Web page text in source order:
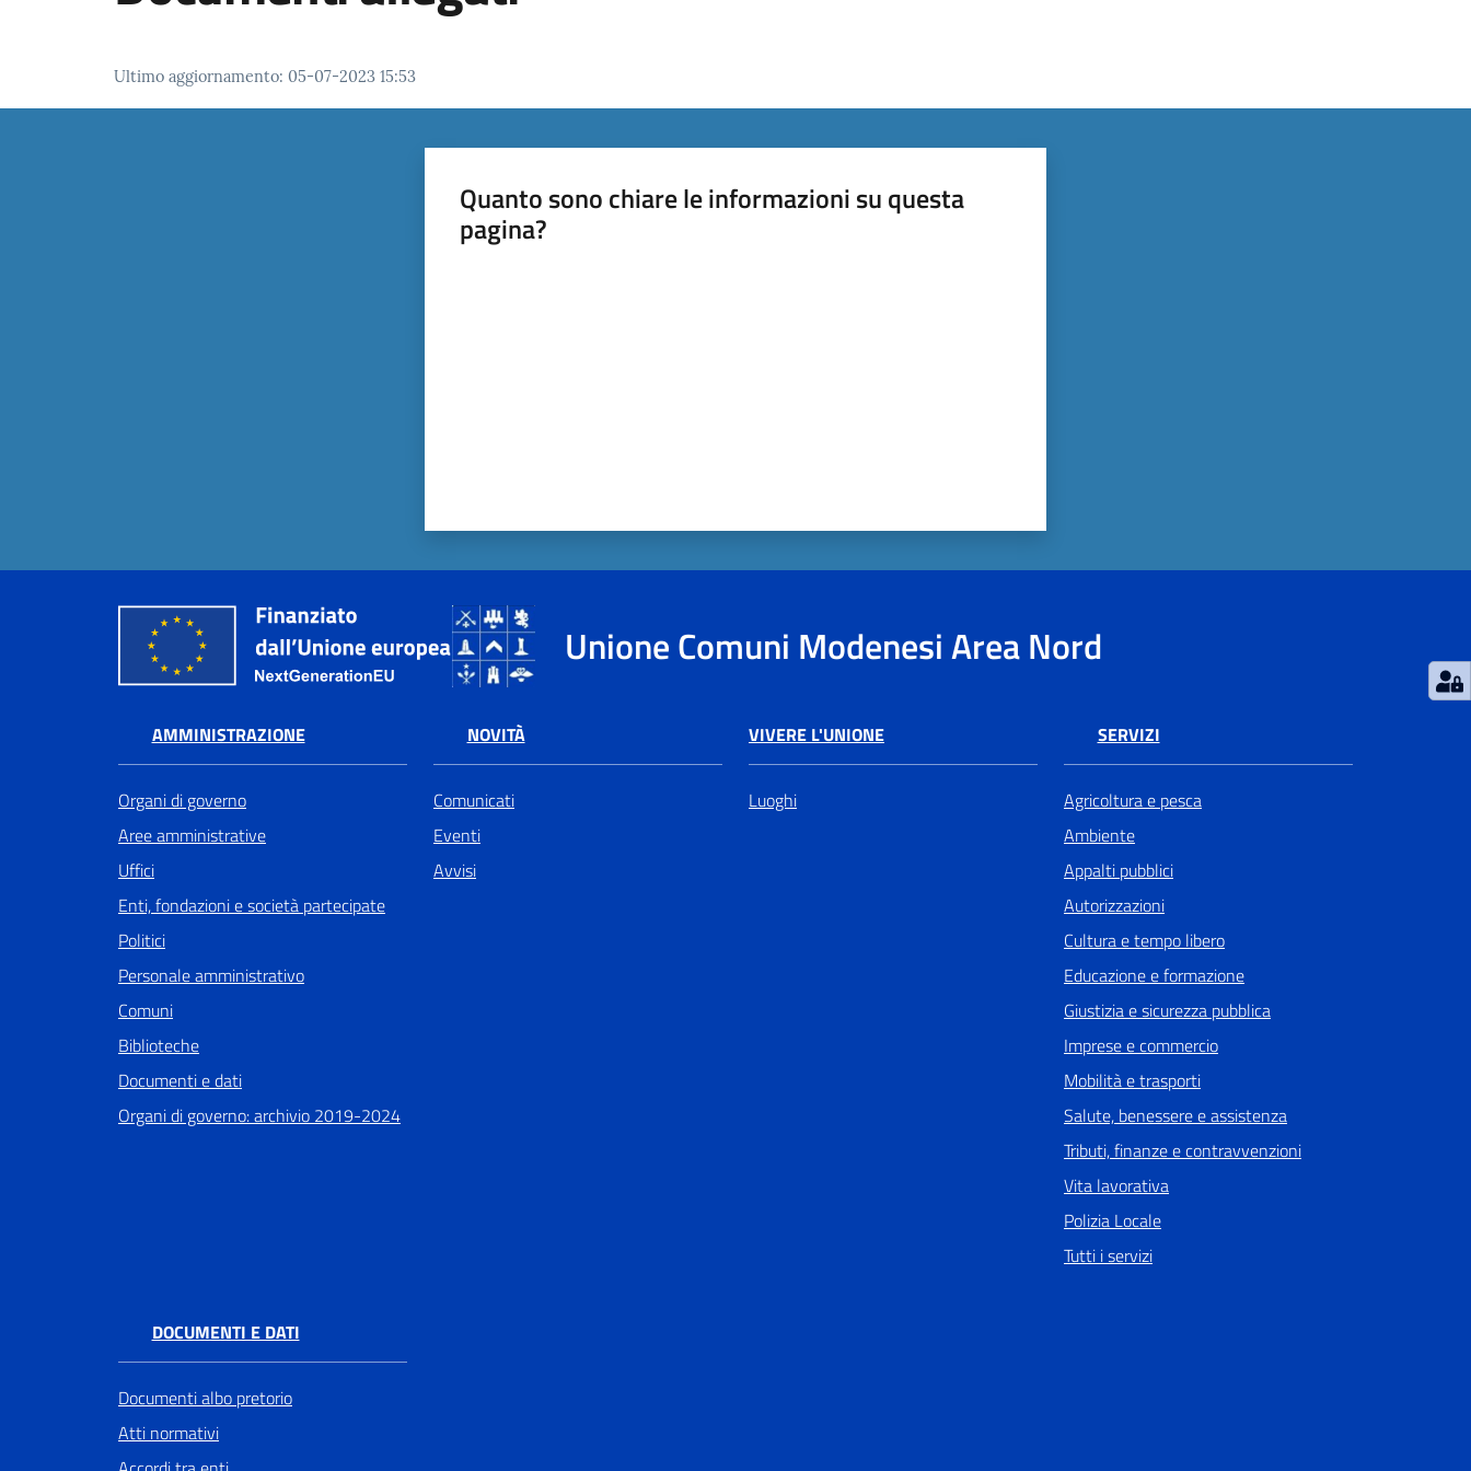
Ultimo aggiornamento: 05-07-2023 15:53
Quanto sono chiare le informazioni su questa
pagina?
Unione Comuni Modenesi Area Nord
AMMINISTRAZIONE
Organi di governo
Aree amministrative
Uffici
Enti, fondazioni e società partecipate
Politici
Personale amministrativo
Comuni
Biblioteche
Documenti e dati
Organi di governo: archivio 2019-2024
NOVITÀ
Comunicati
Eventi
Avvisi
VIVERE L'UNIONE
Luoghi
SERVIZI
Agricoltura e pesca
Ambiente
Appalti pubblici
Autorizzazioni
Cultura e tempo libero
Educazione e formazione
Giustizia e sicurezza pubblica
Imprese e commercio
Mobilità e trasporti
Salute, benessere e assistenza
Tributi, finanze e contravvenzioni
Vita lavorativa
Polizia Locale
Tutti i servizi
DOCUMENTI E DATI
Documenti albo pretorio
Atti normativi